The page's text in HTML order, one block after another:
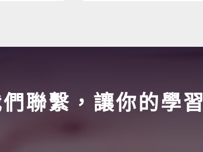
聯繫，讓你的學習